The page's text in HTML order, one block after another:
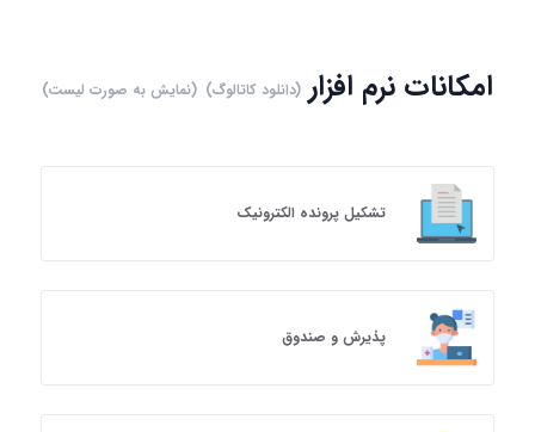
امکانات نرم افزار (دانلود کاتالوگ) (نمایش به صورت لیست)
تشکیل پرونده الکترونیک
پذیرش و صندوق